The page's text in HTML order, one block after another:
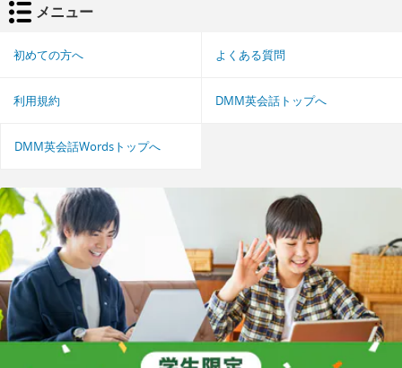
メニュー
初めての方へ よくある質問
利用規約 DMM英会話トップへ
DMM英会話Wordsトップへ